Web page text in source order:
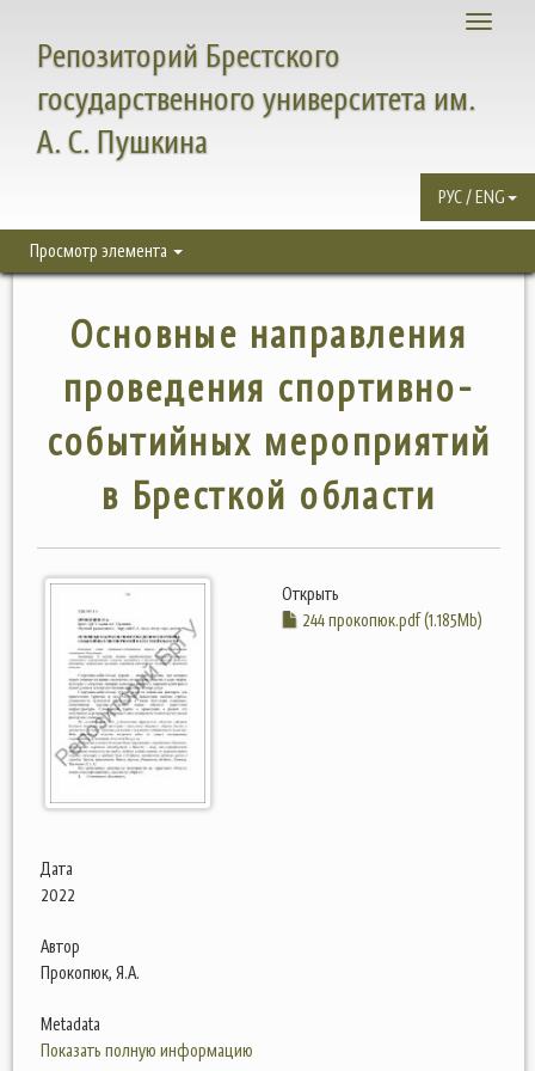
Toggle
Репозиторий Брестского
государственного университета им.
А. С. Пушкина
РУС / ENG
Просмотр элемента
Основные направления
проведения спортивно-
событийных мероприятий
в Бресткой области
Открыть
244 прокопюк.pdf (1.185Mb)
Дата
2022
Автор
Прокопюк, Я.А.
Metadata
Показать полную информацию